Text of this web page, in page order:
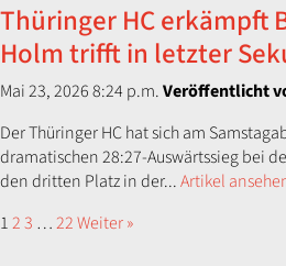
Thüringer HC erkämpft
Holm trifft in letzter
Mai 23, 2026 8:24 p.m.Veröffentlicht
Der Thüringer HC hat sich am
dramatischen 28:27-Auswärtssieg bei
den dritten Platz in der...Artikel
123 …22Weiter »